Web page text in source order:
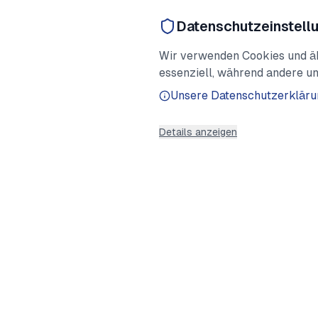
Wir verwenden Cookies und
essenziell, während andere
Unsere
Details anzeigen